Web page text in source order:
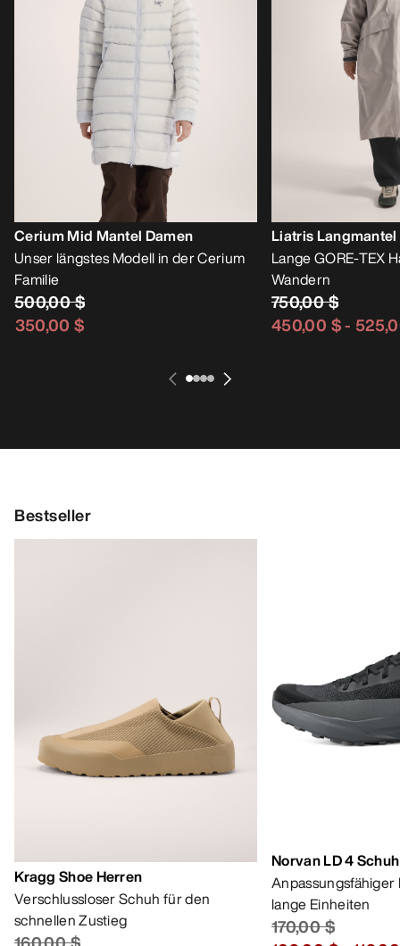
Cerium Mid Mantel Damen
Unser längstes Modell in der Cerium
Familie
500,00 $
350,00 $
Liatris Langmantel
Lange GORE-TEX
Wandern
750,00 $
450,00 $-
Bestseller
Kragg Shoe Herren
Verschlussloser Schuh für den
schnellen Zustieg
Norvan LD 4
lange Einheiten
170,00 $